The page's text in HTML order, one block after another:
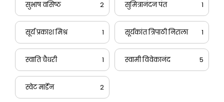
सुभाष वसिष्ठ 2 सुमित्रानंदन पंत 1
सूर्य प्रकाश मिश्र 1 सूर्यकांत त्रिपाठी निराला 1
स्वाति चैधरी 1 स्वामी विवेकानंद 5
स्वेट मार्डेन 2